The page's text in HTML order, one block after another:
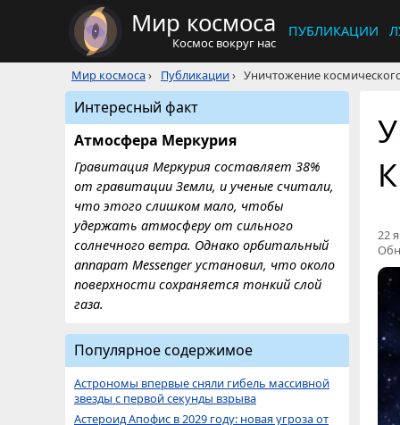
Мир космоса
Космос вокруг нас
ПУБЛИКАЦИИ
Мир космоса› Публикации› Уничтожение
22
Интересный факт
Атмосфера Меркурия
Гравитация Меркурия составляет 38%
от гравитации Земли, и ученые считали,
что этого слишком мало, чтобы
удержать атмосферу от сильного
солнечного ветра. Однако орбитальный
аппарат Messenger установил, что около
поверхности сохраняется тонкий слой
газа.
Популярное содержимое
Астрономы впервые сняли гибель массивной
звезды с первой секунды взрыва
Астероид Апофис в 2029 году: новая угроза от